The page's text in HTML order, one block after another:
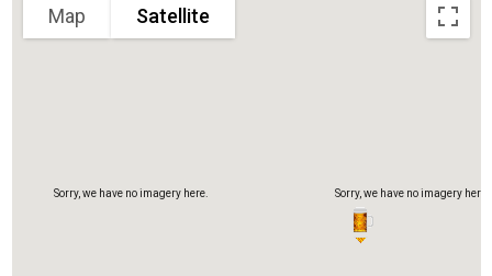
Sorry, we have no imagery here.
Sorry, we have no imagery here.
Map Satellite